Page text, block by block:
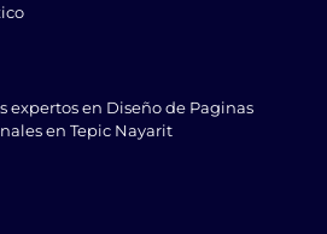
expertos en Diseño de Paginas
en Tepic Nayarit